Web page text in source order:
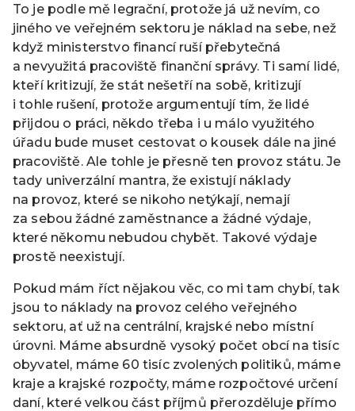
To je podle mě legrační, protože já už nevím, co
jiného ve veřejném sektoru je náklad na sebe, než
když ministerstvo financí ruší přebytečná
a nevyužitá pracoviště finanční správy. Ti samí lidé,
kteří kritizují, že stát nešetří na sobě, kritizují
i tohle rušení, protože argumentují tím, že lidé
přijdou o práci, někdo třeba i u málo využitého
úřadu bude muset cestovat o kousek dále na jiné
pracoviště. Ale tohle je přesně ten provoz státu. Je
tady univerzální mantra, že existují náklady
na provoz, které se nikoho netýkají, nemají
za sebou žádné zaměstnance a žádné výdaje,
které někomu nebudou chybět. Takové výdaje
prostě neexistují.
Pokud mám říct nějakou věc, co mi tam chybí, tak
jsou to náklady na provoz celého veřejného
sektoru, ať už na centrální, krajské nebo místní
úrovni. Máme absurdně vysoký počet obcí na tisíc
obyvatel, máme 60 tisíc zvolených politiků, máme
kraje a krajské rozpočty, máme rozpočtové určení
daní, které velkou část příjmů přerozděluje přímo